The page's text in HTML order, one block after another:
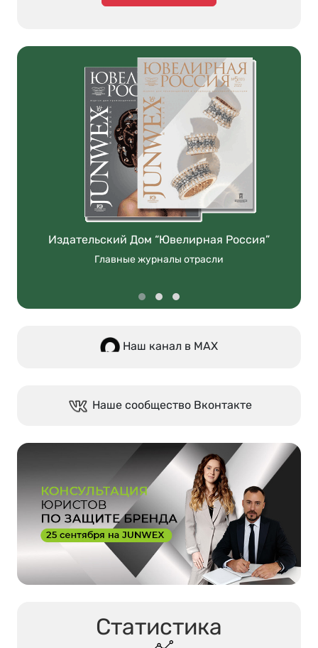
Издательский Дом “Ювелирная Россия”
Главные журналы отрасли
Наш канал в МАХ
Наше сообщество Вконтакте
Статистика